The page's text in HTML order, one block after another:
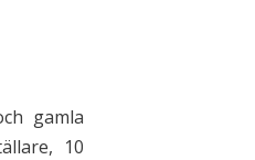
gamla
10